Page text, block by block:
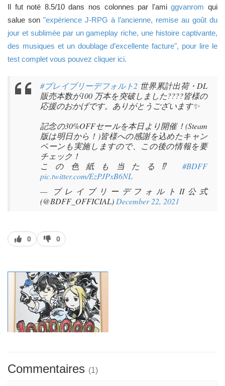
Il fut noté 8.5/10 dans nos colonnes par l'amiggvanrom qui
salue son "expérience J-RPG à l’ancienne, remise au goût du
jour et sublimée par un gameplay riche, une histoire captivante,
des musiques et un doublage d’excellente facture", pour lire le
test complet vous pouvez cliquer ici.
#ブレイブリーデフォルト2 世界累計出荷・DL
販売本数が100 万本を突破しました????皆様の
応援のおかげです。ありがとうございます✨
記念の30%OFFセールを本日より開催！(Steam
版は明日から！)皆様への感謝を込めたキャン
ペーンも実施しますので、この後の情報を要
チェック！
この色紙も当たる⁉ #BDFF
pic.twitter.com/EzPJPxB6NL
— ブレイブリーデフォルトII公式
(@BDFF_OFFICIAL) December 22, 2021
J’aime
0
J’aime
pas
0
Commentaires (1)